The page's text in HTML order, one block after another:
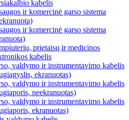
kabelis
ir komercinė garso sistema
ir komercinė garso sistema
prietaisų ir medicinos
kabelis
valdymo ir instrumentavimo kabelis
ekranuotas)
valdymo ir instrumentavimo kabelis
neekranuotas)
valdymo ir instrumentavimo kabelis
ekranuotas)